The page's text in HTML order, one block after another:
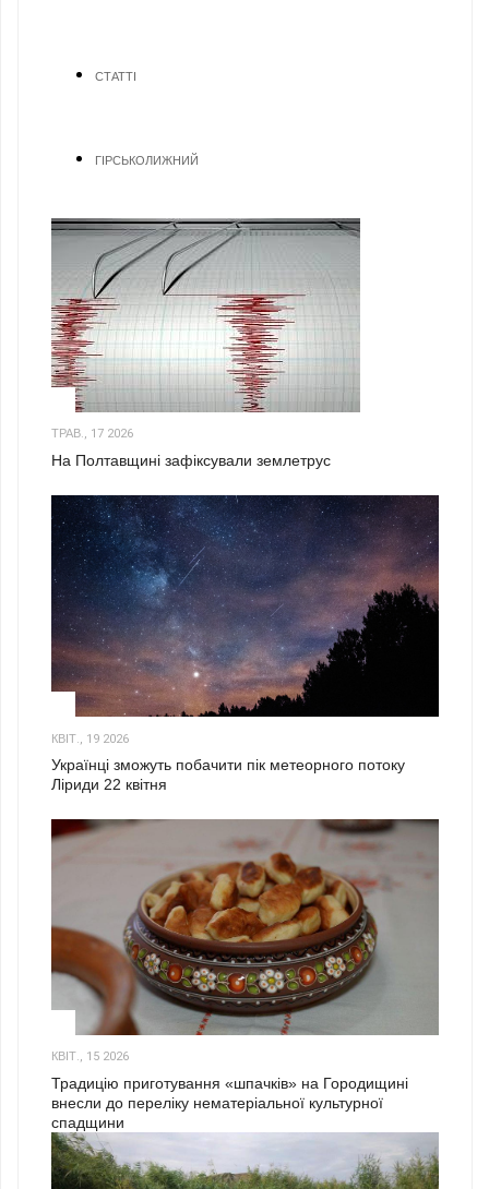
СТАТТІ
ГІРСЬКОЛИЖНИЙ
ТРАВ., 17 2026
На Полтавщині зафіксували землетрус
КВІТ., 19 2026
Українці зможуть побачити пік метеорного потоку
Ліриди 22 квітня
КВІТ., 15 2026
Традицію приготування «шпачків» на Городищині
внесли до переліку нематеріальної культурної
спадщини